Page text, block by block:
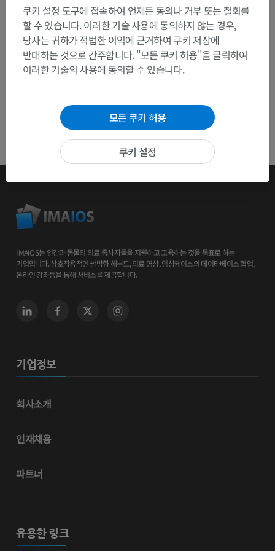
앱 다운로드
IMAIOS는 인간과 동물의 의료 종사자들을 지원하고 교육하는 것을 목표로 하는
기업입니다. 상호작용적인 쌍방향 해부도, 의료 영상, 임상케이스의 데이타베이스 협업,
온라인 강좌등을 통해 서비스를 제공합니다.
기업정보
회사소개
인재채용
파트너
유용한 링크
쿠키 설정 도구에 접속하여 언제든 동의나 거부 또는 철회를
할 수 있습니다. 이러한 기술 사용에 동의하지 않는 경우,
당사는 귀하가 적법한 이익에 근거하여 쿠키 저장에
반대하는 것으로 간주합니다. "모든 쿠키 허용"을 클릭하여
이러한 기술의 사용에 동의할 수 있습니다.
모든 쿠키 허용
쿠키 설정